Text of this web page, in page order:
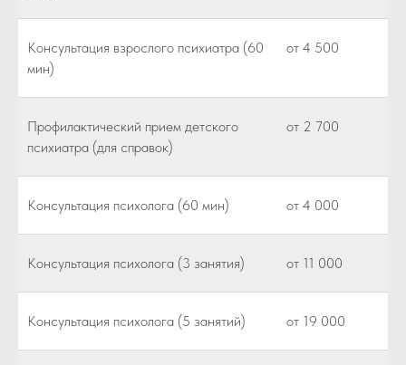
Консультация взрослого психиатра (60
мин)
от 4 500
Профилактический прием детского
психиатра (для справок)
от 2 700
Консультация психолога (60 мин) от 4 000
Консультация психолога (3 занятия) от 11 000
Консультация психолога (5 занятий) от 19 000